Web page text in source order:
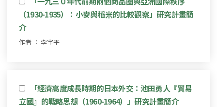
（1930-1935）：小麥與稻米的比較觀察」研究計畫簡
介
作者 ： 李宇平
「經濟高度成長時期的日本外交：池田勇人『貿易
立國』的戰略思想（1960-1964）」研究計畫簡介